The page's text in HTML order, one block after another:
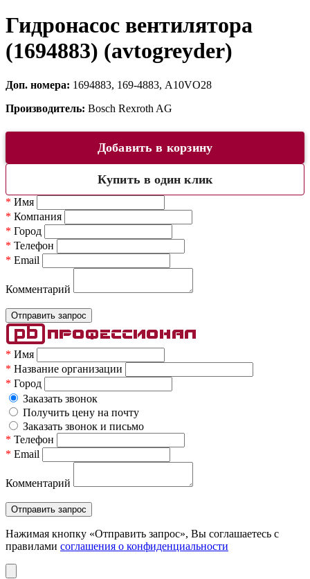
Гидронасос вентилятора
(1694883) (avtogreyder)
Доп. номера: 1694883, 169-4883, A10VO28
Производитель: Bosch Rexroth AG
Добавить в корзину
Купить в один клик
* Имя
* Компания
* Город
* Телефон
* Email
Комментарий
* Имя
* Название организации
* Город
Заказать звонок
Получить цену на почту
Заказать звонок и письмо
* Телефон
* Email
Комментарий
Нажимая кнопку «Отправить запрос», Вы соглашаетесь c
правилами соглашения о конфиденциальности